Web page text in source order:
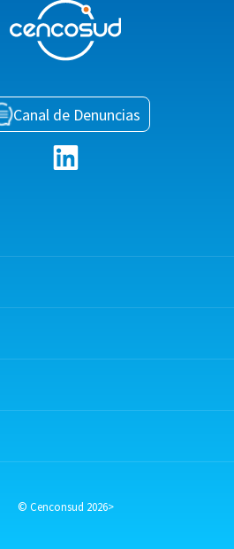
Canal de Denuncias
© Cenconsud 2026>